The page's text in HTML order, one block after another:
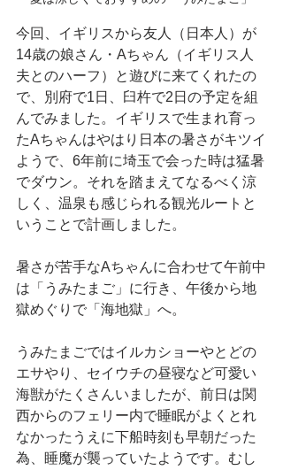
今回、イギリスから友人（日本人）が
14歳の娘さん・Aちゃん（イギリス人
夫とのハーフ）と遊びに来てくれたの
で、別府で1日、臼杵で2日の予定を組
んでみました。イギリスで生まれ育っ
たAちゃんはやはり日本の暑さがキツイ
ようで、6年前に埼玉で会った時は猛暑
でダウン。それを踏まえてなるべく涼
しく、温泉も感じられる観光ルートと
いうことで計画しました。
暑さが苦手なAちゃんに合わせて午前中
は「うみたまご」に行き、午後から地
獄めぐりで「海地獄」へ。
うみたまごではイルカショーやとどの
エサやり、セイウチの昼寝など可愛い
海獣がたくさんいましたが、前日は関
西からのフェリー内で睡眠がよくとれ
なかったうえに下船時刻も早朝だった
為、睡魔が襲っていたようです。むし